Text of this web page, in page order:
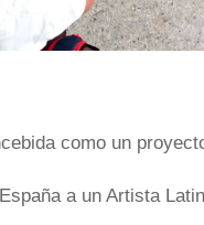
como un
a un Artista